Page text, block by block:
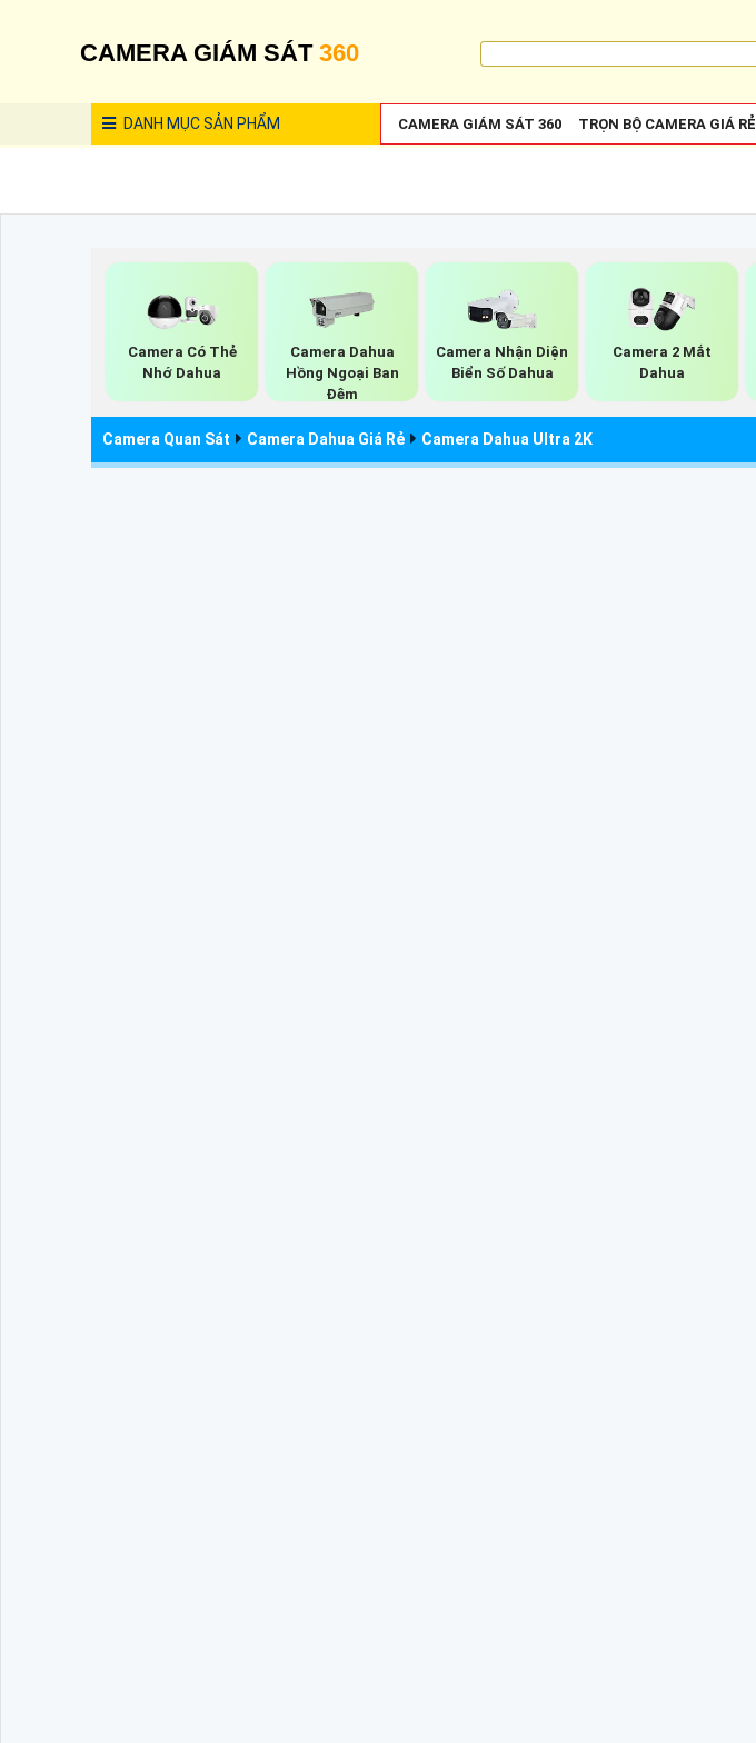
CAMERA GIÁM SÁT 360
DANH MỤCSẢN PHẨM CAMERA GIÁM SÁT 360 TRỌN BỘ CAMERA GIÁ RẺ
Camera Có Thẻ
Nhớ Dahua
Camera Dahua
Hồng Ngoại Ban
Đêm
Camera Nhận Diện
Biển Số Dahua
Camera 2 Mắt
Dahua
Camera Quan Sát Camera Dahua Giá Rẻ Camera Dahua Ultra 2K